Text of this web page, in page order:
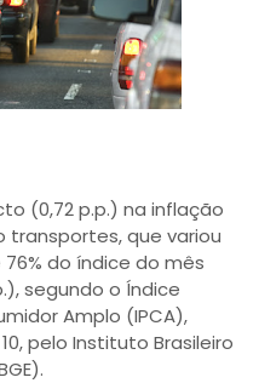
(0,72 p.p.) na inflação
transportes, que variou
do índice do mês
segundo o Índice
Amplo (IPCA),
pelo Instituto Brasileiro